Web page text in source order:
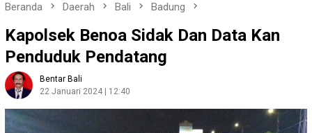
Beranda Daerah Bali Badung
Kapolsek Benoa Sidak Dan Data Kan
Penduduk Pendatang
Bentar Bali
22 Januari 2024 | 12:40